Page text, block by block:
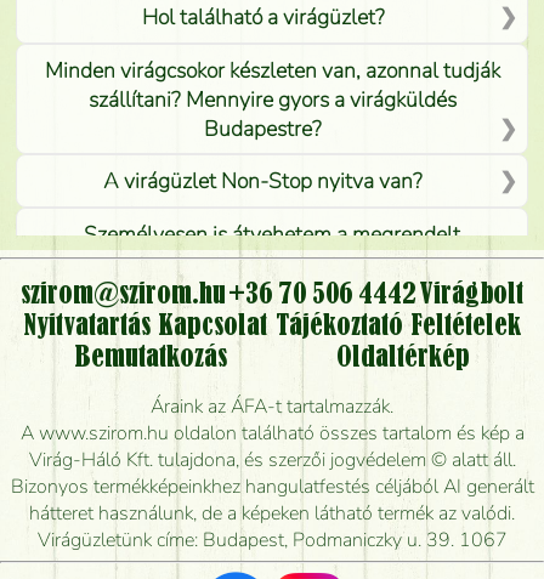
Hol található a virágüzlet?
Minden virágcsokor készleten van, azonnal tudják
szállítani? Mennyire gyors a virágküldés
Budapestre?
A virágüzlet Non-Stop nyitva van?
Személyesen is átvehetem a megrendelt
virágcsokrot, vagy csak virágküldéssel, kiszállítással
kérhető?
Vidékre is lehet rendelni?
Meddig rendelhetek virágküldést úgy, hogy még ma
kiszállítsák?
Mennyire gyorsan tudják elkészíteni a csokrot, és
mikor tudják leghamarabb kiszállítani?
Vörös rózsát keresek, van önöknél?
szirom@szirom.hu +36 70 506 4442 Virágbolt
Nyitvatartás Kapcsolat Tájékoztató Feltételek
Bemutatkozás
Oldaltérkép
Áraink az ÁFA-t tartalmazzák.
A www.szirom.hu oldalon található összes tartalom és kép a
Virág-Háló Kft. tulajdona, és szerzői jogvédelem © alatt áll.
Bizonyos termékképeinkhez hangulatfestés céljából AI generált
hátteret használunk, de a képeken látható termék az valódi.
Virágüzletünk címe: Budapest, Podmaniczky u. 39. 1067